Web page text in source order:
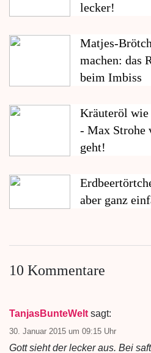
lecker!
Matjes-
machen: das
beim Imbiss
Kräuteröl wie
- Max Strohe
geht!
aber ganz
10 Kommentare
TanjasBunteWelt sagt:
30. Januar 2015 um 09:15 Uhr
Gott sieht der lecker aus. Bei